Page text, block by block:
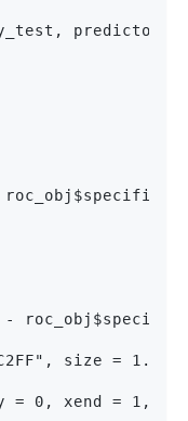
y_test, predictor
-
size = 1.5)
= 0, xend = 1,